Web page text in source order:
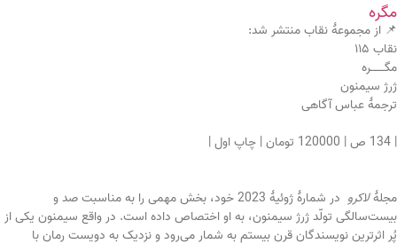
مگره
📌 از مجموعۀ نقاب منتشر شد:
نقاب ۱۱۵
مگــــره
ژرژ سیمنون
ترجمۀ عباس آگاهی
مجلۀلاکرو
در شمارۀ ژوئیۀ 2023 خود، بخش مهمی را به مناسبت صد و
بیست‌سالگی تولّد ژرژ سیمنون، به او اختصاص داده است. در واقع سیمنون یکی از
پُر اثرترین نویسندگان قرن بیستم به شمار می‌رود و نزدیک به دویست رمان با